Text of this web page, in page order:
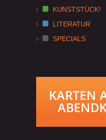
KUNSTSTÜCK!
LITERATUR
SPECIALS
KARTEN